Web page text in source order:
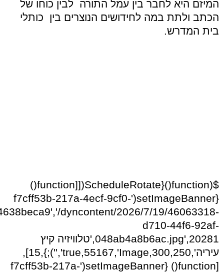
המיזם היא לחבר בין עמל התורה לבין כוחו של
הכתב ולתת במה לחידושים הנוצרים בין כותלי
בית המדרש.
$(function(){ScheduleRotate([[function()
{setImageBanner('f7cff53b-217a-4ecf-9cf0-
dyncontent/2026/7/19/46063318-
d710-44f6-92af-
048ab4a8b6ac.jpg',20281,'טלוויזיה קיץ
עיריה',300,250,true,55167,'Image','');},15],
[function() {setImageBanner('f7cff53b-217a-